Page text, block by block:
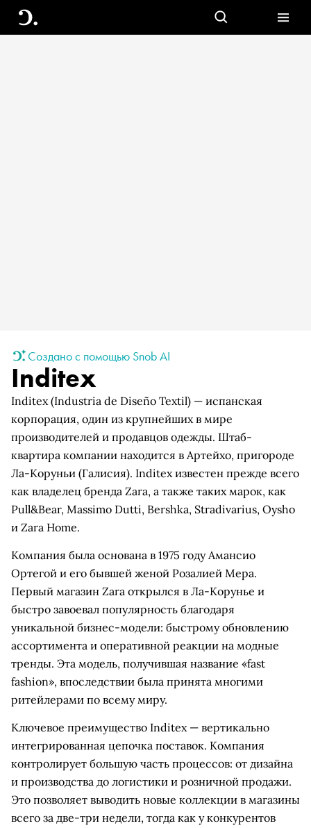
Создано с помощью Snob AI
Inditex
Inditex (Industria de Diseño Textil) — испанская
корпорация, один из крупнейших в мире
производителей и продавцов одежды. Штаб-
квартира компании находится в Артейхо, пригороде
Ла-Коруньи (Галисия). Inditex известен прежде всего
как владелец бренда Zara, а также таких марок, как
Pull&Bear, Massimo Dutti, Bershka, Stradivarius, Oysho
и Zara Home.
Компания была основана в 1975 году Амансио
Ортегой и его бывшей женой Розалией Мера.
Первый магазин Zara открылся в Ла-Корунье и
быстро завоевал популярность благодаря
уникальной бизнес-модели: быстрому обновлению
ассортимента и оперативной реакции на модные
тренды. Эта модель, получившая название «fast
fashion», впоследствии была принята многими
ритейлерами по всему миру.
Ключевое преимущество Inditex — вертикально
интегрированная цепочка поставок. Компания
контролирует большую часть процессов: от дизайна
и производства до логистики и розничной продажи.
Это позволяет выводить новые коллекции в магазины
всего за две-три недели, тогда как у конкурентов